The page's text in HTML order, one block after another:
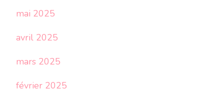
mai 2025
avril 2025
mars 2025
février 2025